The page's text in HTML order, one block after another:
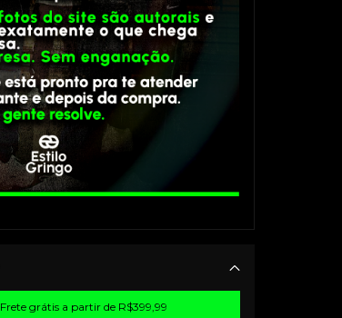
Frete grátis a partir de R$399,99